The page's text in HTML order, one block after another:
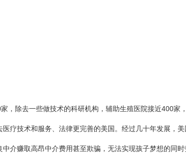
，除去一些做技术的科研机构，辅助生殖医院接近400
疗技术和服务、法律更完善的美国。经过几十年发展，
介赚取高昂中介费用甚至欺骗，无法实现孩子梦想的同